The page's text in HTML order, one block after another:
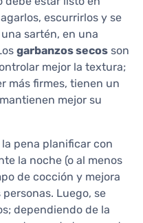
escurrirlos y se
sartén, en una
garbanzos secos son
mejor la textura;
más firmes, tienen un
mejor su
pena planificar con
la noche (o al menos
de cocción y mejora
Luego, se
dependiendo de la